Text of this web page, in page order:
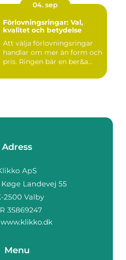
04. sep
Förlovningsringar: Val,
kvalitet och betydelse
Att välja förlovningsringar
handlar om mer än form och
pris. Ringen bär en ber&a...
Adress
www.klikko.dk
Menu